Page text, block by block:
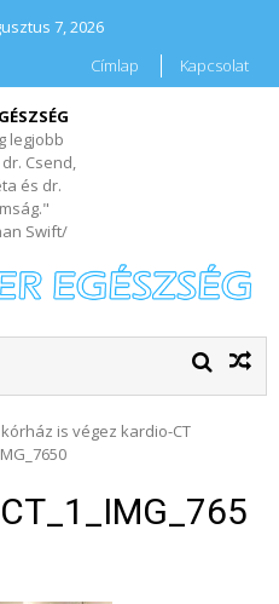
7, 2026
Címlap
Kapcsolat
legjobb
Csend,
és dr.
Swift/
is végez kardio-CT